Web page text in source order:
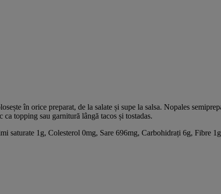
în orice preparat, de la salate și supe la salsa. Nopales
topping sau garnitură lângă tacos și tostadas.
saturate 1g, Colesterol 0mg, Sare 696mg, Carbohidrați 6g, Fibre